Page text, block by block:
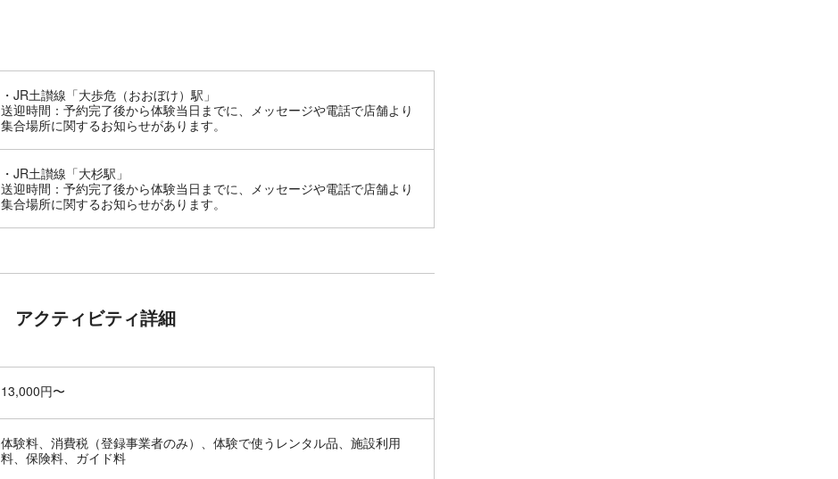
JR土讃線「大歩危（おおぼけ）駅」
送迎時間：予約完了後から体験当日までに、メッセージや電話で店舗より
集合場所に関するお知らせがあります。
JR土讃線「大杉駅」
送迎時間：予約完了後から体験当日までに、メッセージや電話で店舗より
集合場所に関するお知らせがあります。
アクティビティ詳細
13,000円〜
体験料、消費税（登録事業者のみ）、体験で使うレンタル品、施設利用
料、保険料、ガイド料